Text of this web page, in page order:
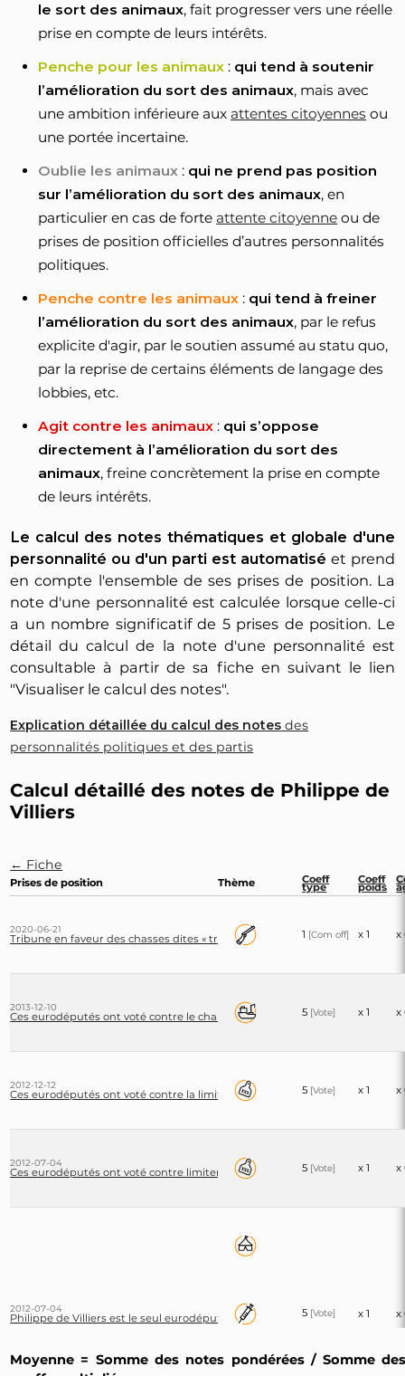
le sort des animaux, fait progresser vers une réelle
prise en compte de leurs intérêts.
Penche pour les animaux : qui tend à soutenir
l’amélioration du sort des animaux, mais avec
une ambition inférieure aux attentes citoyennes ou
une portée incertaine.
Oublie les animaux : qui ne prend pas position
sur l’amélioration du sort des animaux, en
particulier en cas de forte attente citoyenne ou de
prises de position officielles d’autres personnalités
politiques.
Penche contre les animaux : qui tend à freiner
l’amélioration du sort des animaux, par le refus
explicite d'agir, par le soutien assumé au statu quo,
par la reprise de certains éléments de langage des
lobbies, etc.
Agit contre les animaux : qui s’oppose
directement à l’amélioration du sort des
animaux, freine concrètement la prise en compte
de leurs intérêts.
Le calcul des notes thématiques et globale d'une
personnalité ou d'un parti est automatisé et prend
en compte l'ensemble de ses prises de position. La
note d'une personnalité est calculée lorsque celle-ci
a un nombre significatif de 5 prises de position. Le
détail du calcul de la note d'une personnalité est
consultable à partir de sa fiche en suivant le lien
"Visualiser le calcul des notes".
Explication détaillée du calcul des notes des
personnalités politiques et des partis
Calcul détaillé des notes de Philippe de
Villiers
← Fiche
Prises de position Thème Coeff
type
Coeff
poids
2020-06-21
Tribune en faveur des chasses dites « traditionnelles » 1 [Com off] x 1 x
2013-12-10
Ces eurodéputés ont voté contre le chalutage profond, comme leurs
5 [Vote] x 1 x
2012-12-12
Ces eurodéputés ont voté contre la limitation à huit heures du transport
5 [Vote] x 1 x
2012-07-04
Ces eurodéputés ont voté contre limiter à huit heures le transport des
5 [Vote] x 1 x
2012-07-04
Philippe de Villiers est le seul eurodéputé français a avoir voté contre la
5 [Vote] x 1 x
Moyenne = Somme des notes pondérées / Somme